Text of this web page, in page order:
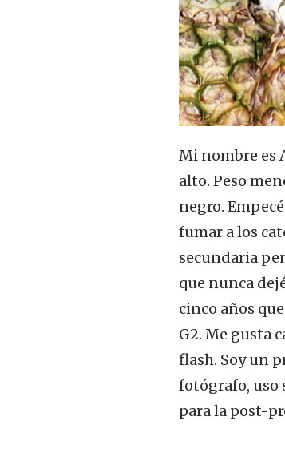
Mi nombre es
alto. Peso
negro.
fumar a los
secundaria
que nunca
cinco años
G2. Me gusta
flash. Soy un
fotógrafo, uso
para la post-